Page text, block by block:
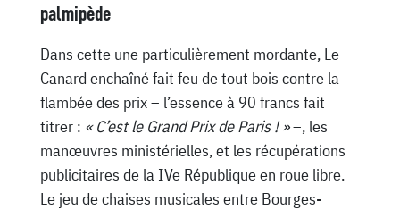
palmipède
Dans cette une particulièrement mordante, Le
Canard enchaîné fait feu de tout bois contre la
flambée des prix – l’essence à 90 francs fait
titrer : « C’est le Grand Prix de Paris ! »–, les
manœuvres ministérielles, et les récupérations
publicitaires de la IVe République en roue libre.
Le jeu de chaises musicales entre Bourges-